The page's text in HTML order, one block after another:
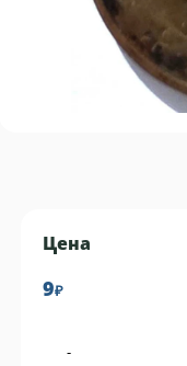
Цена
9₽
-